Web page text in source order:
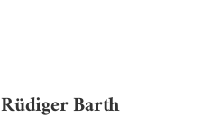
Rüdiger Barth